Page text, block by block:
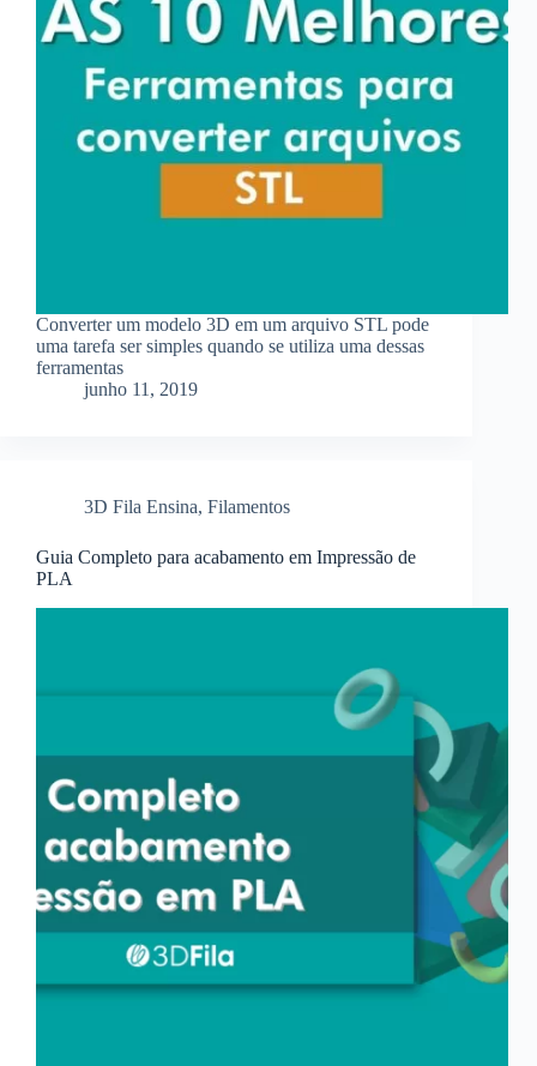
Converter um modelo 3D em um arquivo STL pode
uma tarefa ser simples quando se utiliza uma dessas
ferramentas
junho 11, 2019
3D Fila Ensina, Filamentos
Guia Completo para acabamento em Impressão de
PLA